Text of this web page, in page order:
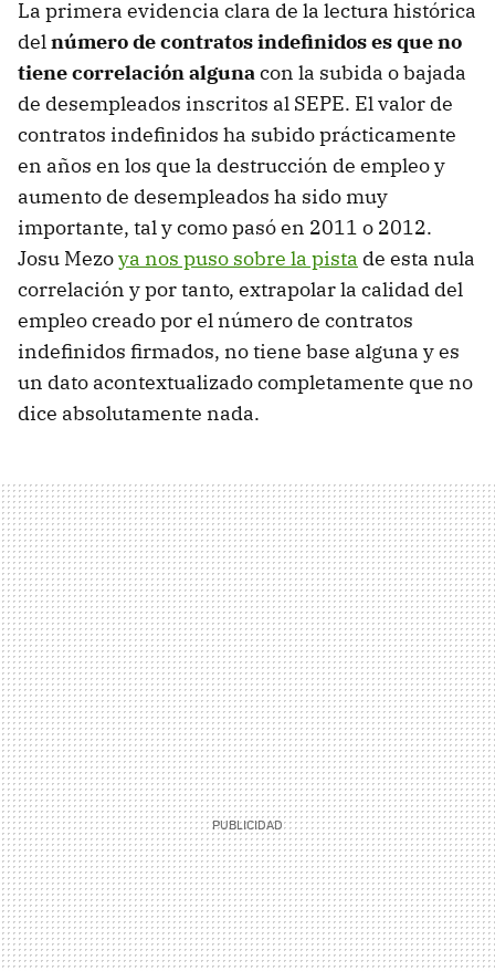
La primera evidencia clara de la lectura histórica
delnúmero de contratos indefinidos es que no
tiene correlación algunacon la subida o bajada
de desempleados inscritos al SEPE. El valor de
contratos indefinidos ha subido prácticamente
en años en los que la destrucción de empleo y
aumento de desempleados ha sido muy
importante, tal y como pasó en 2011 o 2012.
Josu Mezoya nos puso sobre la pista de esta nula
correlación y por tanto, extrapolar la calidad del
empleo creado por el número de contratos
indefinidos firmados, no tiene base alguna y es
un dato acontextualizado completamente que no
dice absolutamente nada.